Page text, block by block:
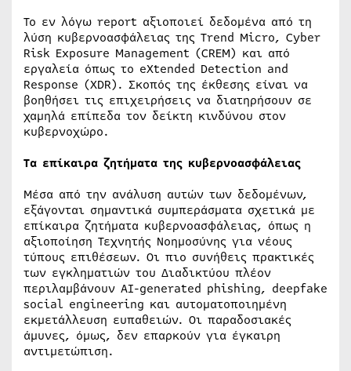
Το εν λόγω report αξιοποιεί δεδομένα από τη
λύση κυβερνοασφάλειας της Trend Micro, Cyber
Risk Exposure Management (CREM) και από
εργαλεία όπως το eXtended Detection and
Response (XDR). Σκοπός της έκθεσης είναι να
βοηθήσει τις επιχειρήσεις να διατηρήσουν σε
χαμηλά επίπεδα τον δείκτη κινδύνου στον
κυβερνοχώρο.
Τα επίκαιρα ζητήματα της κυβερνοασφάλειας
Μέσα από την ανάλυση αυτών των δεδομένων,
εξάγονται σημαντικά συμπεράσματα σχετικά με
επίκαιρα ζητήματα κυβερνοασφάλειας, όπως η
αξιοποίηση Τεχνητής Νοημοσύνης για νέους
τύπους επιθέσεων. Οι πιο συνήθεις πρακτικές
των εγκληματιών του Διαδικτύου πλέον
περιλαμβάνουν ΑΙ-generated phishing, deepfake
social engineering και αυτοματοποιημένη
εκμετάλλευση ευπαθειών. Οι παραδοσιακές
άμυνες, όμως, δεν επαρκούν για έγκαιρη
αντιμετώπιση.